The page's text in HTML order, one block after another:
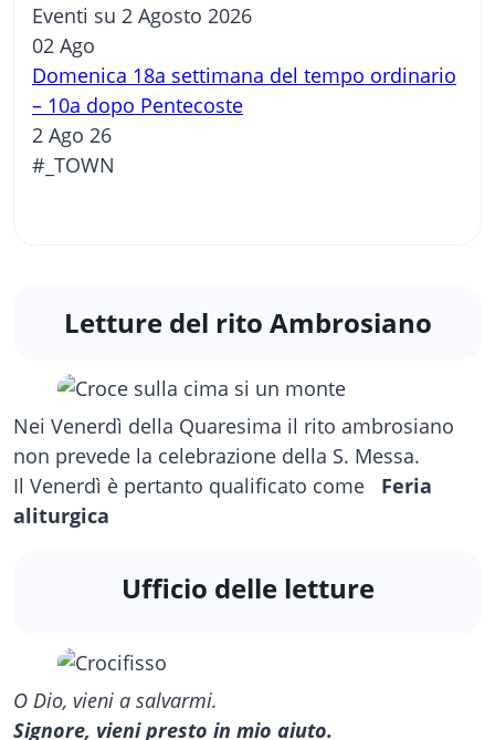
Eventi su 2 Agosto 2026
02 Ago
Domenica 18a settimana del tempo ordinario
– 10a dopo Pentecoste
2 Ago 26
#_TOWN
Letture del rito Ambrosiano
Nei Venerdì della Quaresima il rito ambrosiano
non prevede la celebrazione della S. Messa.
Il Venerdì è pertanto qualificato come Feria
aliturgica
Ufficio delle letture
O Dio, vieni a salvarmi.
Signore, vieni presto in mio aiuto.